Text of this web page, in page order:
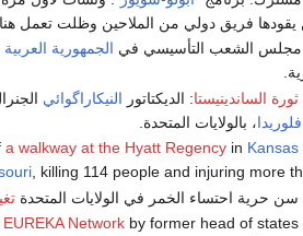
يقودها فريق دولي من الملاحين وظلت تعمل
الشعب التأسيسي في الجمهورية العربية
ثورة الساندينيستا: الديكتاتور النيكاراگوائي
، بالولايات المتحدة.
– A
a walkway at the Hyatt Regencyin Kansas
, killing 114 people and injuring more
سن حرية احتساء الخمر في الولايات المتحدة
–
EUREKA Networkby former head of states